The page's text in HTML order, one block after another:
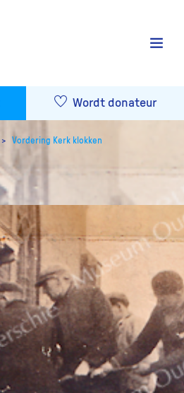
Wordt donateur
Vordering Kerk klokken